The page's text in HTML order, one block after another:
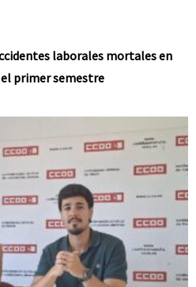
laborales mortales en
primer semestre